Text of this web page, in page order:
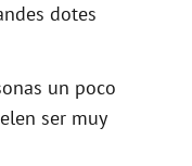
dotes
un poco
ser muy